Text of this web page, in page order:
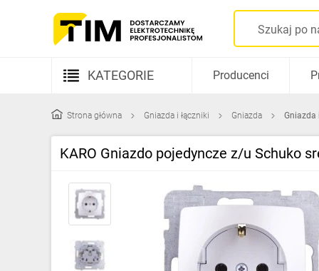
KATEGORIE
Kable i przewody
Elementy prowadzenia kabli
Fotowoltaika
Gniazda i łączniki
Producenci
Strona główna Gniazda i łączniki Gniazda Gniazda
KARO Gniazdo pojedyncze z/u Schuko